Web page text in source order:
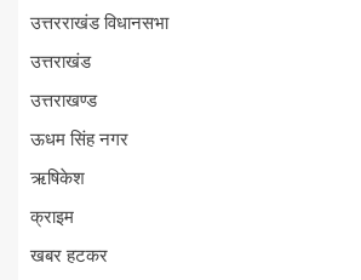
उत्तरराखंड विधानसभा
उत्तराखंड
उत्तराखण्ड
ऊधम सिंह नगर
ऋषिकेश
क्राइम
खबर हटकर